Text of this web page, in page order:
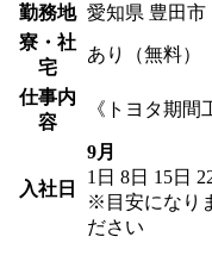
勤務地 愛知県 豊田市
寮・社
宅
あり（無料）
仕事内
容
《トヨタ期
入社日
9月
1日 8日 15日
※目安になり
ださい